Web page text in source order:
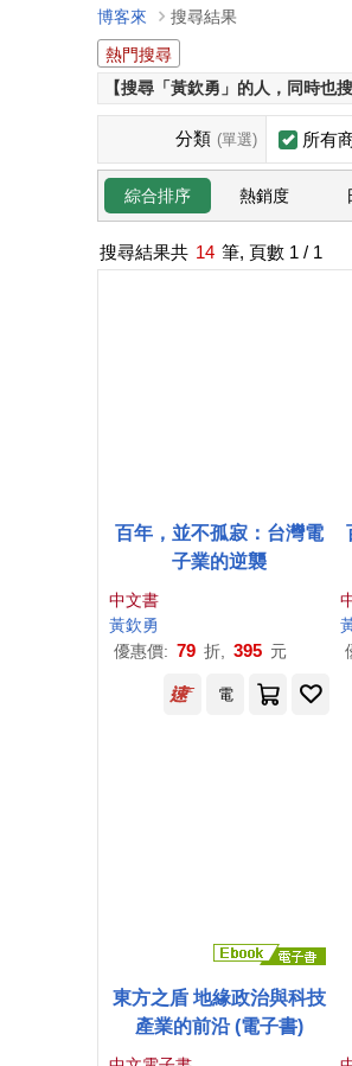
博客來
搜尋結果
熱門搜尋
【搜尋「黃欽勇」的人，同時也
分類 (單選) 所有
綜合排序 熱銷度
搜尋結果共 14 筆, 頁數 1 / 1
百年，並不孤寂：台灣電
子業的逆襲
中文書
黃欽勇
優惠價: 79 折, 395 元
電
東方之盾 地緣政治與科技
產業的前沿 (電子書)